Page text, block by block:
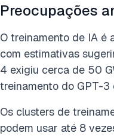
Preocupações
O treinamento de IA é
com estimativas
4 exigiu cerca de 50
treinamento do GPT-3
Os clusters de
podem usar até 8